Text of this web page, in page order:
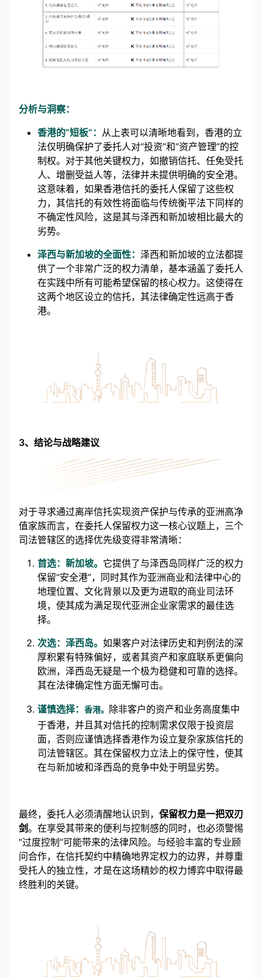
分析与洞察：
香港的“短板”： 从上表可以清晰地看到，香港的立
法仅明确保护了委托人对“投资”和“资产管理”的控
制权。对于其他关键权力，如撤销信托、任免受托
人、增删受益人等，法律并未提供明确的安全港。
这意味着，如果香港信托的委托人保留了这些权
力，其信托的有效性将面临与传统衡平法下同样的
不确定性风险，这是其与泽西和新加坡相比最大的
劣势。
泽西与新加坡的全面性： 泽西和新加坡的立法都提
供了一个非常广泛的权力清单，基本涵盖了委托人
在实践中所有可能希望保留的核心权力。这使得在
这两个地区设立的信托，其法律确定性远高于香
港。
3、结论与战略建议
对于寻求通过离岸信托实现资产保护与传承的亚洲高净
值家族而言，在委托人保留权力这一核心议题上，三个
司法管辖区的选择优先级变得非常清晰：
首选：新加坡。 它提供了与泽西岛同样广泛的权力
保留“安全港”，同时其作为亚洲商业和法律中心的
地理位置、文化背景以及更为进取的商业司法环
境，使其成为满足现代亚洲企业家需求的最佳选
择。
次选：泽西岛。 如果客户对法律历史和判例法的深
厚积累有特殊偏好，或者其资产和家庭联系更偏向
欧洲，泽西岛无疑是一个极为稳健和可靠的选择。
其在法律确定性方面无懈可击。
谨慎选择： 香港。 除非客户的资产和业务高度集中
于香港，并且其对信托的控制需求仅限于投资层
面，否则应谨慎选择香港作为设立复杂家族信托的
司法管辖区。其在保留权力立法上的保守性，使其
在与新加坡和泽西岛的竞争中处于明显劣势。
最终，委托人必须清醒地认识到， 保留权力是一把双刃
剑。在享受其带来的便利与控制感的同时，也必须警惕
“过度控制”可能带来的法律风险。与经验丰富的专业顾
问合作，在信托契约中精确地界定权力的边界，并尊重
受托人的独立性，才是在这场精妙的权力博弈中取得最
终胜利的关键。